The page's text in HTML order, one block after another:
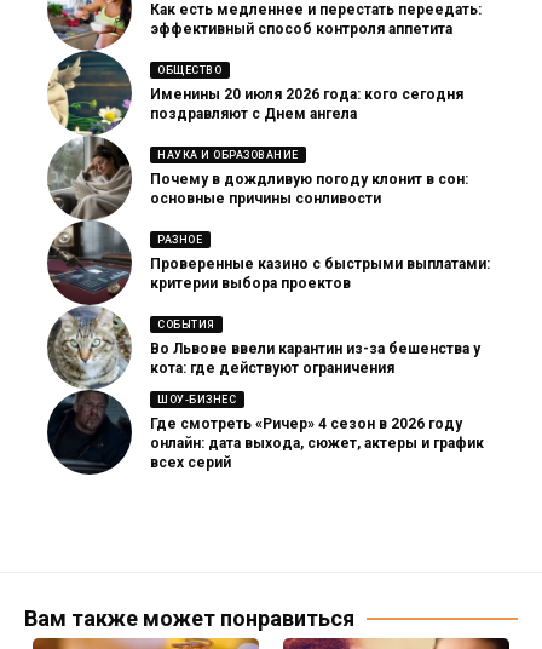
Как есть медленнее и перестать переедать:
эффективный способ контроля аппетита
ОБЩЕСТВО
Именины 20 июля 2026 года: кого сегодня
поздравляют с Днем ангела
НАУКА И ОБРАЗОВАНИЕ
Почему в дождливую погоду клонит в сон:
основные причины сонливости
РАЗНОЕ
Проверенные казино с быстрыми выплатами:
критерии выбора проектов
СОБЫТИЯ
Во Львове ввели карантин из-за бешенства у
кота: где действуют ограничения
ШОУ-БИЗНЕС
Где смотреть «Ричер» 4 сезон в 2026 году
онлайн: дата выхода, сюжет, актеры и график
всех серий
Вам также может понравиться